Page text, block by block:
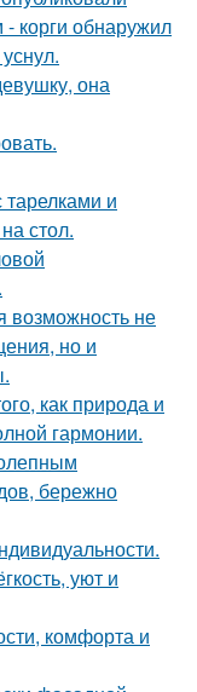
корги обнаружил
она
и
стол.
возможность не
но и
как природа и
гармонии.
бережно
уют и
комфорта и